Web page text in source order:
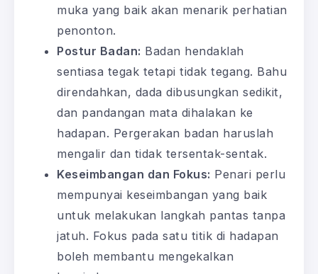
muka yang baik akan menarik perhatian
penonton.
Postur Badan: Badan hendaklah
sentiasa tegak tetapi tidak tegang. Bahu
direndahkan, dada dibusungkan sedikit,
dan pandangan mata dihalakan ke
hadapan. Pergerakan badan haruslah
mengalir dan tidak tersentak-sentak.
Keseimbangan dan Fokus: Penari perlu
mempunyai keseimbangan yang baik
untuk melakukan langkah pantas tanpa
jatuh. Fokus pada satu titik di hadapan
boleh membantu mengekalkan